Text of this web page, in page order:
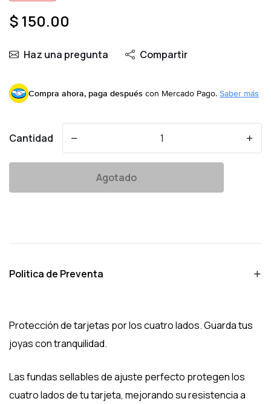
$ 150.00
Haz una pregunta Compartir
Compra ahora, paga después con Mercado Pago. Saber más
Cantidad
Agotado
Politica de Preventa
Protección de tarjetas por los cuatro lados. Guarda tus
joyas con tranquilidad.
Las fundas sellables de ajuste perfecto protegen los
cuatro lados de tu tarjeta, mejorando su resistencia a